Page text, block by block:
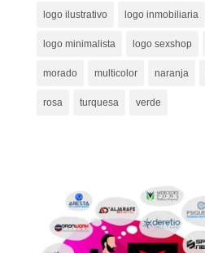
logo ilustrativo logo inmobiliaria
logo minimalista logo sexshop
morado multicolor naranja
rosa turquesa verde